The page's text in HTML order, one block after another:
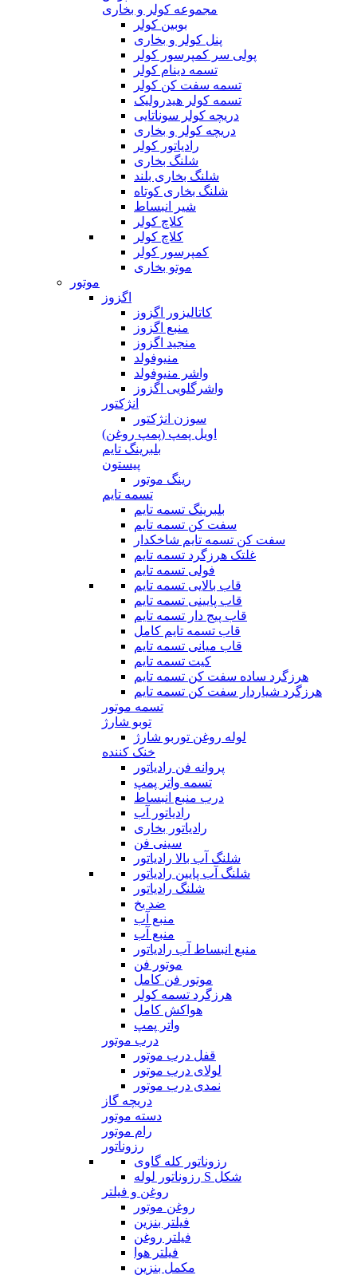
مجموعه کولر و بخاری
بوبین کولر
پنل کولر و بخاری
پولی سر کمپرسور کولر
تسمه دینام کولر
تسمه سفت کن کولر
تسمه کولر هیدرولیک
دریچه کولر سوناتایی
دریچه کولر و بخاری
رادیاتور کولر
شلنگ بخاری
شلنگ بخاری بلند
شلنگ بخاری کوتاه
شیر انبساط
کلاچ کولر
کلاچ کولر
کمپرسور کولر
موتو بخاری
موتور
اگزوز
کاتالیزور اگزوز
منبع اگزوز
منجید اگزوز
منیوفولد
واشر منیوفولد
واشرگلویی اگزوز
انژکتور
سوزن انژکتور
اویل پمپ (پمپ روغن)
بلبرینگ تایم
پیستون
رینگ موتور
تسمه تایم
بلبرینگ تسمه تایم
سفت کن تسمه تایم
سفت کن تسمه تایم شاخکدار
غلتک هرزگرد تسمه تایم
فولی تسمه تایم
قاب بالایی تسمه تایم
قاب پایینی تسمه تایم
قاب پیج دار تسمه تایم
قاب تسمه تایم کامل
قاب میانی تسمه تایم
کیت تسمه تایم
هرزگرد ساده سفت کن تسمه تایم
هرزگرد شیاردار سفت کن تسمه تایم
تسمه موتور
توبو شارژ
لوله روغن توربو شارژ
خنک کننده
پروانه فن رادیاتور
تسمه واتر پمپ
درب منبع انبساط
رادیاتور آب
رادیاتور بخاری
سینی فن
شلنگ آب بالا رادیاتور
شلنگ آب پایین رادیاتور
شلنگ رادیاتور
ضد یخ
منبع آب
منبع آب
منبع انبساط آب رادیاتور
موتور فن
موتور فن کامل
هرزگرد تسمه کولر
هواکش کامل
واتر پمپ
درب موتور
قفل درب موتور
لولای درب موتور
نمدی درب موتور
دریچه گاز
دسته موتور
رام موتور
رزوناتور
رزوناتور کله گاوی
رزوناتور لوله S شکل
روغن و فیلتر
روغن موتور
فیلتر بنزین
فیلتر روغن
فیلتر هوا
مکمل بنزین